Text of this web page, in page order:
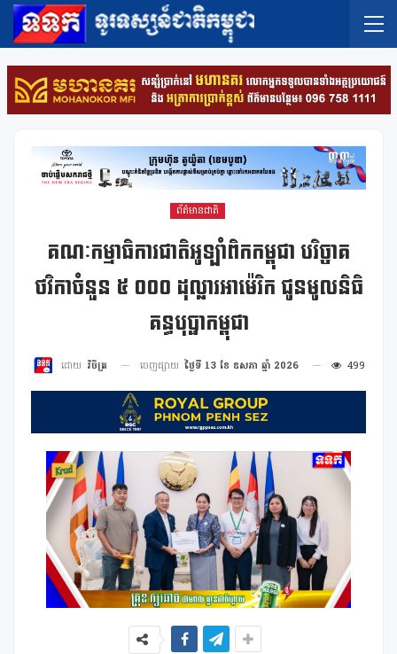
ព័ត៌មានជាតិ
គណៈកម្មាធិការជាតិអូឡាំពិកកម្ពុជា បរិច្ចាគ
ថវិកាចំនួន ៥ ០០០ ដុល្លារអាម៉េរិក ជូនមូលនិធិ
គន្ធបុប្ផាកម្ពុជា
ដោយ វិចិត្រ ចេញផ្សាយ ថ្ងៃទី 13 ខែ ឧសភា ឆ្នាំ 2026 499